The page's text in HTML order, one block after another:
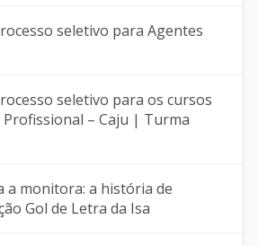
seletivo para Agentes
seletivo para os cursos
Profissional – Caju | Turma
a monitora: a história de
Gol de Letra da Isa